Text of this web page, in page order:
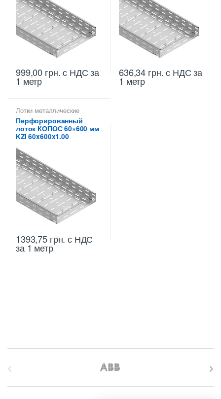
999,00 грн.с НДС за
1 метр
636,34 грн.с НДС за
1 метр
Лотки металлические
высотой 60 мм
Металлические огнеупорные
лотки, Перфорированные
лотки высотой 60 мм
Перфорированный
лоток КОПОС 60×600 мм
KZI 60x600x1.00
1393,75 грн. с НДС
за 1 метр